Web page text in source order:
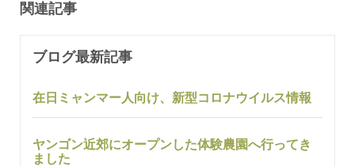
関連記事
ブログ最新記事
在日ミャンマー人向け、新型コロナウイルス情報
ヤンゴン近郊にオープンした体験農園へ行ってき
ました